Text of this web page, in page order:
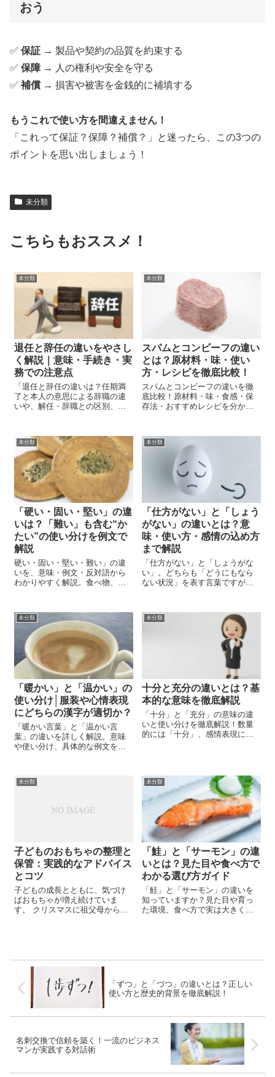
おう
✅ 保証 → 製品や契約の品質を約束する
✅ 保障 → 人の権利や安全を守る
✅ 補償 → 損害や被害を金銭的に補填する
もうこれで使い方を間違えません！
「これって保証？保障？補償？」と迷ったら、この3つの
ポイントを思い出しましょう！
未分類
こちらもおススメ！
未分類
退任と辞任の違いをやさし
く解説｜意味・手続き・実
務での注意点
「退任と辞任の違いは？任期満
了と本人の意思による辞職の違
いや、解任・辞職との区別、手
未分類
スパムとコンビーフの違い
とは？原材料・味・使い
方・レシピを徹底比較！
スパムとコンビーフの違いを徹
底比較！原材料・味・食感・保
存法・おすすめレシピを分かり
版ガイドです。
未分類
「硬い・固い・堅い」の違
いは？「難い」も含む“か
たい”の使い分けを例文で
解説
硬い・固い・堅い・難い」の違
いを、意味・例文・反対語から
わかりやすく解説。食べ物、表
く使い分けるコツがわかりま
す。
未分類
「仕方がない」と「しょう
がない」の違いとは？意
味・使い方・感情の込め方
まで解説
「仕方がない」と「しょうがな
い」。どちらも「どうにもなら
ない状況」を表す言葉ですが、
す。「なんとなく使っていたけ
ど、正確な違いがわからな
い…」という方も多いのではな
いでしょうか？ この...
未分類
「暖かい」と「温かい」の
使い分け│服装や心情表現
にどちらの漢字が適切か？
「暖かい言葉」と「温かい言
葉」の違いを詳しく解説。意味
や使い分け、具体的な例文を紹
未分類
十分と充分の違いとは？基
本的な意味を徹底解説
「十分」と「充分」の意味の違
いと使い分けを徹底解説！数量
的には「十分」、感情表現には
う。
未分類
子どものおもちゃの整理と
保管：実践的なアドバイス
とコツ
子どもの成長とともに、気づけ
ばおもちゃが増え続けていま
す。 クリスマスに祖父母から贈
最近使っていないし…」と思っ
てこっそり処分しても、...
未分類
「鮭」と「サーモン」の違
いとは？見た目や食べ方で
わかる選び方ガイド
「鮭」と「サーモン」の違いを
知っていますか？見た目や育っ
た環境、食べ方で実は大きく異
す。この記事を読めば、スーパ
がきっと広がりますよ。鮭とサ
ーモンの魅力を深く知りたい方
におすすめの一冊です！
「ずつ」と「づつ」の違いとは？正しい
使い方と歴史的背景を徹底解説！
名刺交換で信頼を築く！一流のビジネス
マンが実践する対話術